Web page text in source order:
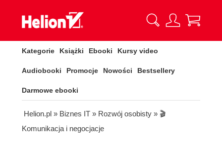
Kategorie Książki Ebooki Kursy video
Audiobooki Promocje Nowości Bestsellery
Darmowe ebooki
Helion.pl » Biznes IT » Rozwój osobisty » 🎬
Komunikacja i negocjacje